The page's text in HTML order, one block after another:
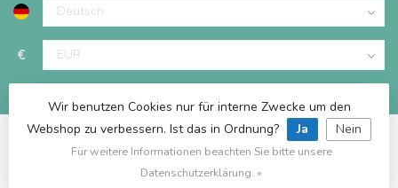
€
© Copyright 2026 Spieltischshop
Wir benutzen Cookies nur für interne Zwecke um den
Webshop zu verbessern. Ist das in Ordnung?
Ja Nein
Für weitere Informationen beachten Sie bitte unsere
Datenschutzerklärung. »